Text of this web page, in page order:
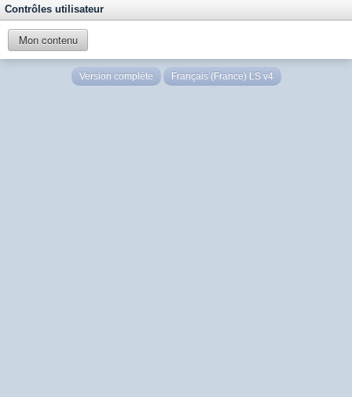
Contrôles utilisateur
Mon contenu
Version complète Français (France) LS v4